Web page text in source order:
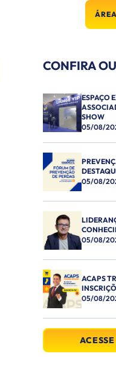
CONFIRA
ESPAÇO
SHOW
05/08/
05/08/
05/08/
ACAPS
05/08/